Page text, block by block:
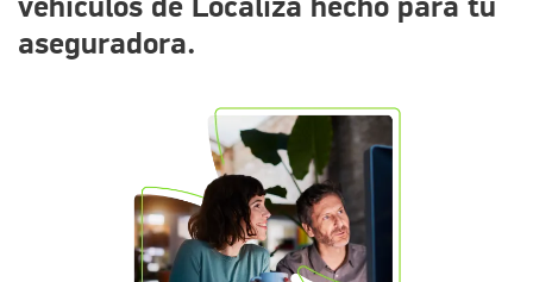
aseguradora.